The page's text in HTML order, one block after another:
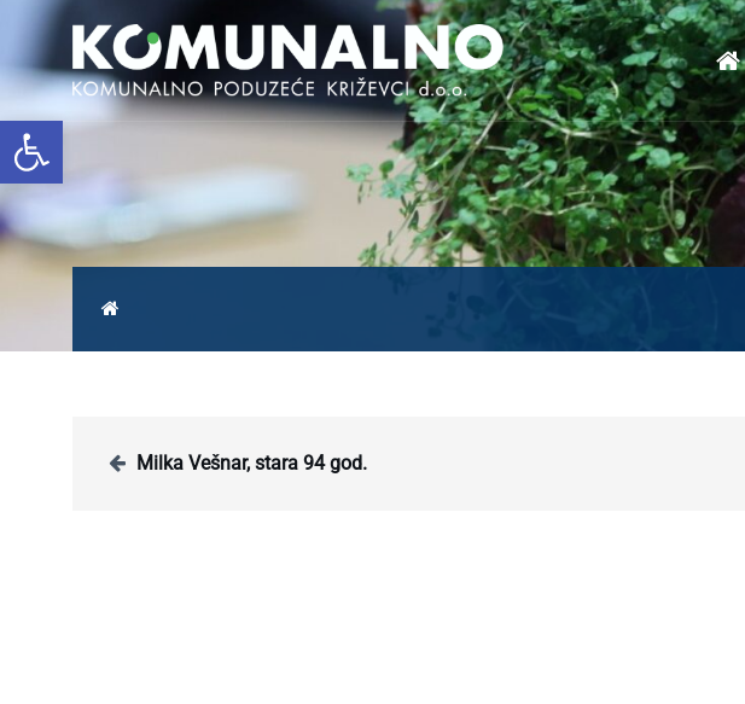
Open toolbar
Milka Vešnar, stara 94 god.